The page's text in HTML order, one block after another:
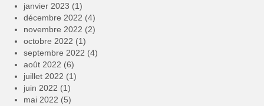
janvier 2023 (1)
décembre 2022 (4)
novembre 2022 (2)
octobre 2022 (1)
septembre 2022 (4)
août 2022 (6)
juillet 2022 (1)
juin 2022 (1)
mai 2022 (5)